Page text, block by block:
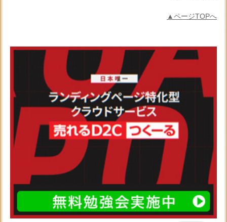
▲ページTOPへ